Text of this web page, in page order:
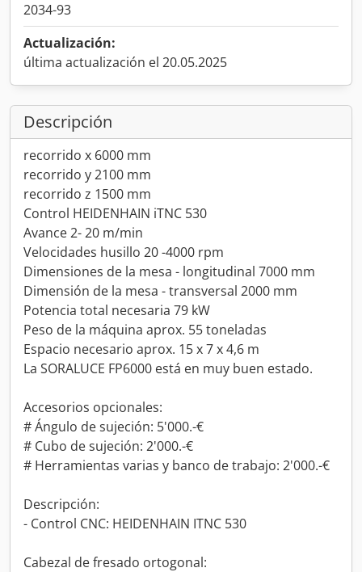
2034-93
Actualización:
última actualización el 20.05.2025
Descripción
recorrido x 6000 mm
recorrido y 2100 mm
recorrido z 1500 mm
Control HEIDENHAIN iTNC 530
Avance 2- 20 m/min
Velocidades husillo 20 -4000 rpm
Dimensiones de la mesa - longitudinal 7000 mm
Dimensión de la mesa - transversal 2000 mm
Potencia total necesaria 79 kW
Peso de la máquina aprox. 55 toneladas
Espacio necesario aprox. 15 x 7 x 4,6 m
La SORALUCE FP6000 está en muy buen estado.
Accesorios opcionales:
# Ángulo de sujeción: 5'000.-€
# Cubo de sujeción: 2'000.-€
# Herramientas varias y banco de trabajo: 2'000.-€
Descripción:
- Control CNC: HEIDENHAIN ITNC 530
Cabezal de fresado ortogonal: